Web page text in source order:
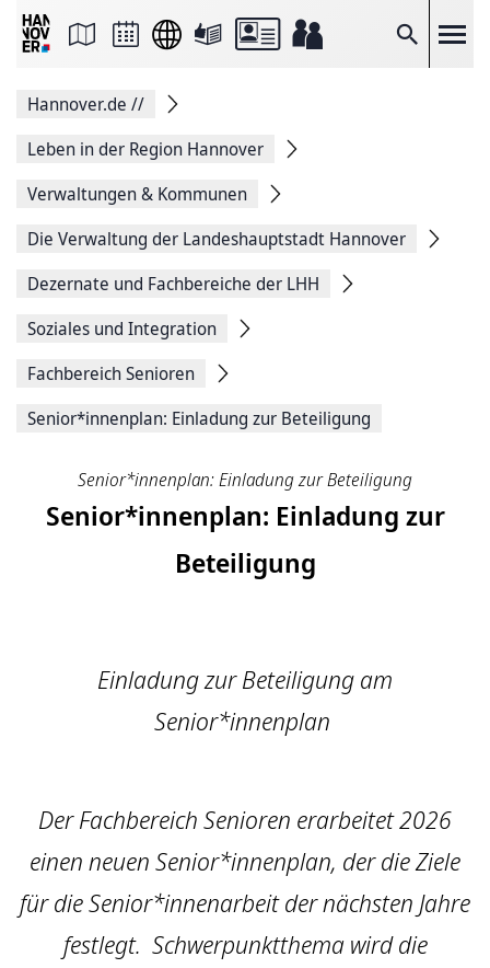
Suche
Seite
Facebook
teilen
Seitenlink
Seite
Hannover.de //
Leben in der Region Hannover
Verwaltungen & Kommunen
Die Verwaltung der Landeshauptstadt Hannover
Dezernate und Fachbereiche der LHH
Soziales und Integration
Fachbereich Senioren
Senior*innenplan: Einladung zur Beteiligung
Senior*innenplan: Einladung zur Beteiligung
Senior*innenplan: Einladung zur
Beteiligung
Einladung zur Beteiligung am
Senior*innenplan
Der Fachbereich Senioren erarbeitet 2026
einen neuen Senior*innenplan, der die Ziele
für die Senior*innenarbeit der nächsten Jahre
festlegt. Schwerpunktthema wird die